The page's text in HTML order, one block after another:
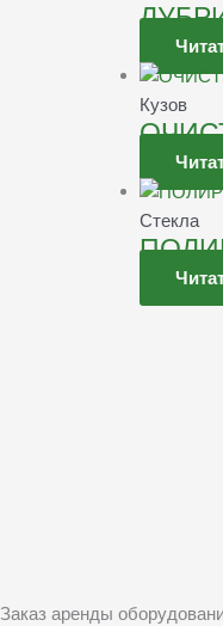
Кузов
Стекла
Заказ аренды